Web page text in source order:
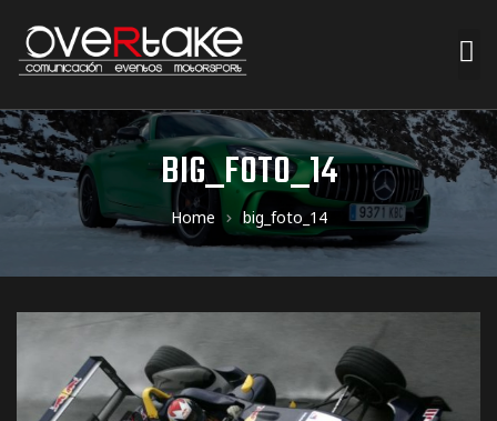
BIG_FOTO_14
Home big_foto_14
de